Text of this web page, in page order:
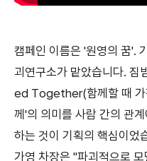
캠페인 이름은 '원영의 꿈'.
괴연구소가 맡았습니다.
ed Together(함께할 때 가
께'의 의미를 사람 간의 관
하는 것이 기획의 핵심이었
가영 차장은 "파괴적으로